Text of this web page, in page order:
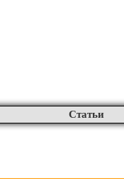
Статьи